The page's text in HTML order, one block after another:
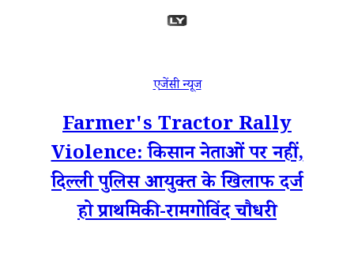
एजेंसी न्यूज
Farmer's Tractor Rally
Violence: किसान नेताओं पर नहीं,
दिल्ली पुलिस आयुक्त के खिलाफ दर्ज
हो प्राथमिकी-रामगोविंद चौधरी